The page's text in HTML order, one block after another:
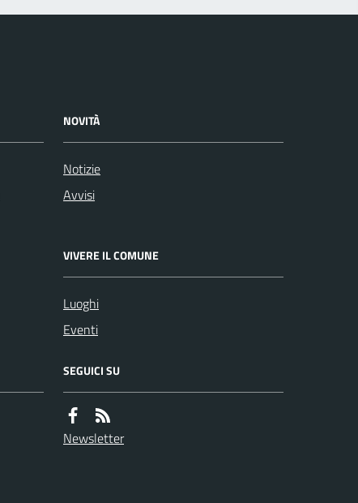
NOVITÀ
Notizie
Avvisi
VIVERE IL COMUNE
Luoghi
Eventi
SEGUICI SU
Newsletter